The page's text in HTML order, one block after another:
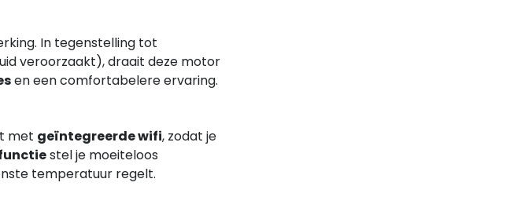
In tegenstelling tot
veroorzaakt), draait deze motor
en een comfortabelere ervaring.
met geïntegreerde wifi, zodat je
stel je moeiteloos
temperatuur regelt.